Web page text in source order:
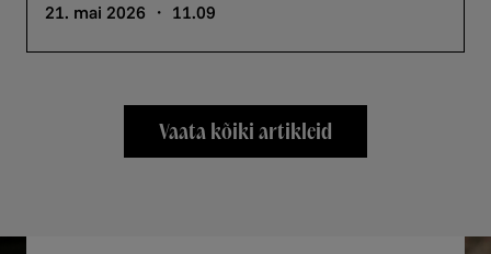
21. mai 2026 ・ 11.09
Vaata kõiki artikleid